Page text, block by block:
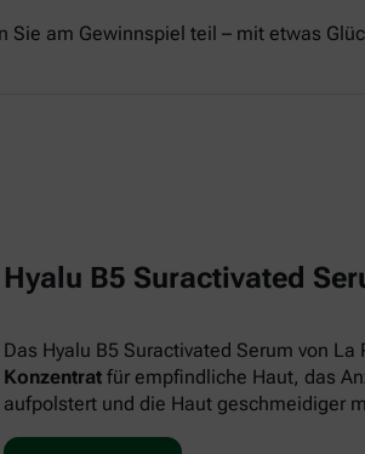
am Gewinnspiel teil – mit etwas
Hyalu B5 Suractivated
Das Hyalu B5 Suractivated Serum von La
Konzentrat für empfindliche Haut, das
aufpolstert und die Haut geschmeidiger